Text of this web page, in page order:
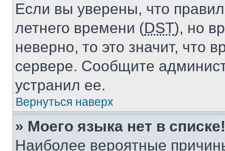
Если вы уверены, что
летнего времени (DST), но
неверно, то это значит, что
сервере. Сообщите
устранил ее.
Вернуться наверх
» Моего языка нет в списке!
Наиболее вероятные